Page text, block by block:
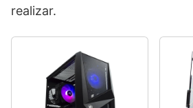
realizar.